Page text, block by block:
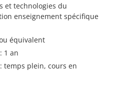
et technologies du
enseignement spécifique
équivalent
1 an
temps plein, cours en